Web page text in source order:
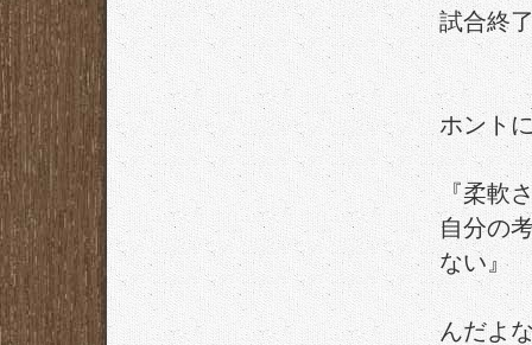
試合終
ホント
『柔軟
自分の
ない』
んだよ